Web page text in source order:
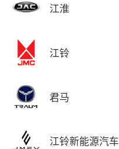
江淮
江铃
君马
江铃新能源汽车